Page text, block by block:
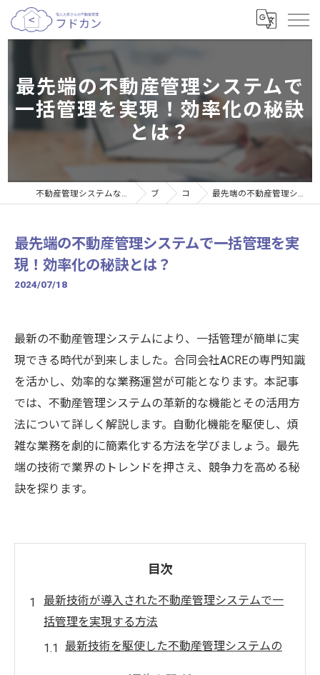
最先端の不動産管理システムで
一括管理を実現！効率化の秘訣
とは？
不動産管理システムなら個人大家さんの不動産管理サービスフドカン ブログ コラム 最先端の不動産管理システムで一括管理を実現！効率化の秘訣とは？
最先端の不動産管理システムで一括管理を実
現！効率化の秘訣とは？
2024/07/18
最新の不動産管理システムにより、一括管理が簡単に実
現できる時代が到来しました。合同会社ACREの専門知識
を活かし、効率的な業務運営が可能となります。本記事
では、不動産管理システムの革新的な機能とその活用方
法について詳しく解説します。自動化機能を駆使し、煩
雑な業務を劇的に簡素化する方法を学びましょう。最先
端の技術で業界のトレンドを押さえ、競争力を高める秘
訣を探ります。
目次
最新技術が導入された不動産管理システムで一
括管理を実現する方法
最新技術を駆使した不動産管理システムの